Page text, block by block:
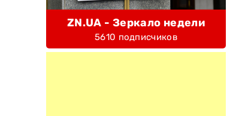
ZN.UA - Зеркало недели
5610 подписчиков